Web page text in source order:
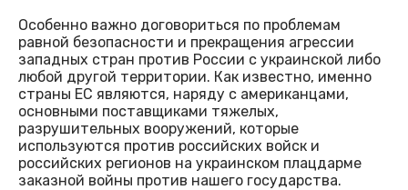
Особенно важно договориться по проблемам
равной безопасности и прекращения агрессии
западных стран против России с украинской либо
любой другой территории. Как известно, именно
страны ЕС являются, наряду с американцами,
основными поставщиками тяжелых,
разрушительных вооружений, которые
используются против российских войск и
российских регионов на украинском плацдарме
заказной войны против нашего государства.